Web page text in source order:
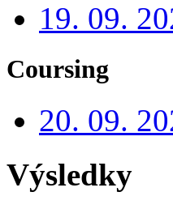
19. 09.
Coursing
20. 09.
Výsledky